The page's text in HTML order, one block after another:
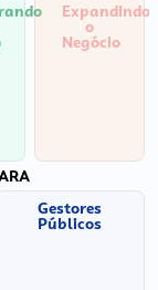
Expandindo
o
Negócio
Gestores
Públicos